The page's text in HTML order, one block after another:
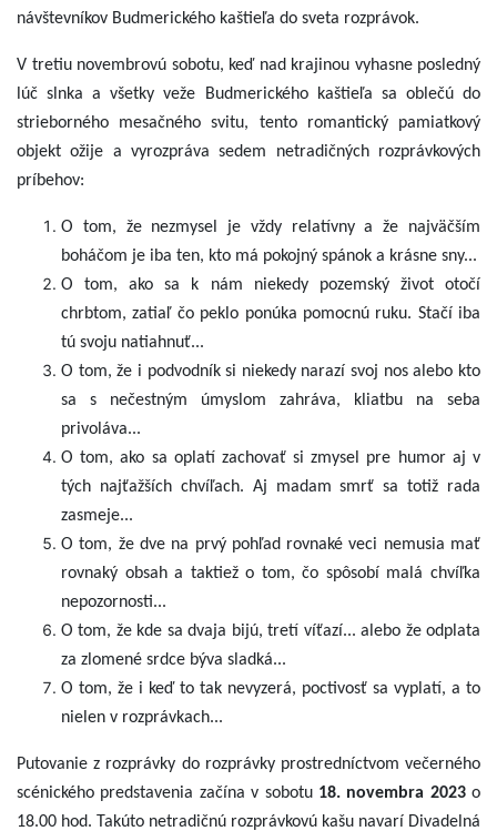
návštevníkov Budmerického kaštieľa do sveta rozprávok.
V tretiu novembrovú sobotu, keď nad krajinou vyhasne posledný
lúč slnka a všetky veže Budmerického kaštieľa sa oblečú do
strieborného mesačného svitu, tento romantický pamiatkový
objekt ožije a vyrozpráva sedem netradičných rozprávkových
príbehov:
O tom, že nezmysel je vždy relatívny a že najväčším
boháčom je iba ten, kto má pokojný spánok a krásne sny...
O tom, ako sa k nám niekedy pozemský život otočí
chrbtom, zatiaľ čo peklo ponúka pomocnú ruku. Stačí iba
tú svoju natiahnuť...
O tom, že i podvodník si niekedy narazí svoj nos alebo kto
sa s nečestným úmyslom zahráva, kliatbu na seba
privoláva...
O tom, ako sa oplatí zachovať si zmysel pre humor aj v
tých najťažších chvíľach. Aj madam smrť sa totiž rada
zasmeje...
O tom, že dve na prvý pohľad rovnaké veci nemusia mať
rovnaký obsah a taktiež o tom, čo spôsobí malá chvíľka
nepozornosti...
O tom, že kde sa dvaja bijú, tretí víťazí... alebo že odplata
za zlomené srdce býva sladká...
O tom, že i keď to tak nevyzerá, poctivosť sa vyplatí, a to
nielen v rozprávkach...
Putovanie z rozprávky do rozprávky prostredníctvom večerného
scénického predstavenia začína v sobotu 18. novembra 2023o
18.00 hod. Takúto netradičnú rozprávkovú kašu navarí Divadelná